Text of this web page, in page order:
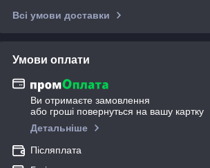
Всі умови доставки
Умови оплати
Ви отримаєте замовлення
або гроші повернуться на вашу картку
Детальніше
Післяплата